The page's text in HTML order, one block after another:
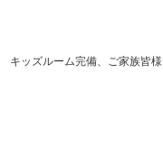
キッズルーム完備、ご家族皆